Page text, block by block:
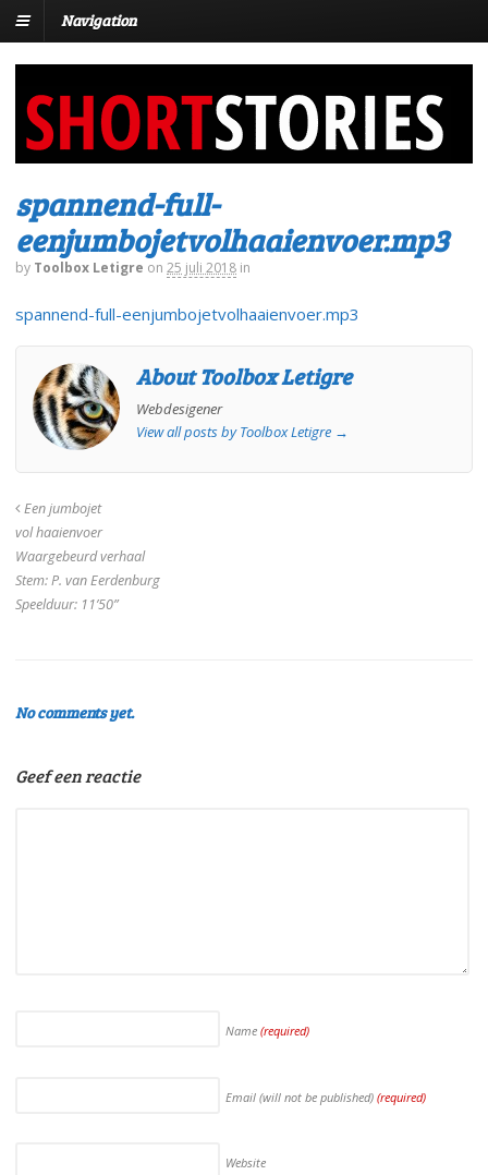
Navigation
spannend-full-
eenjumbojetvolhaaienvoer.mp3
by Toolbox Letigre on 25 juli 2018 in
spannend-full-eenjumbojetvolhaaienvoer.mp3
About Toolbox Letigre
Webdesigener
View all posts by Toolbox Letigre →
Een jumbojet
vol haaienvoer
Waargebeurd verhaal
Stem: P. van Eerdenburg
Speelduur: 11’50”
No comments yet.
Geef een reactie
Name (required)
Email (will not be published) (required)
Website